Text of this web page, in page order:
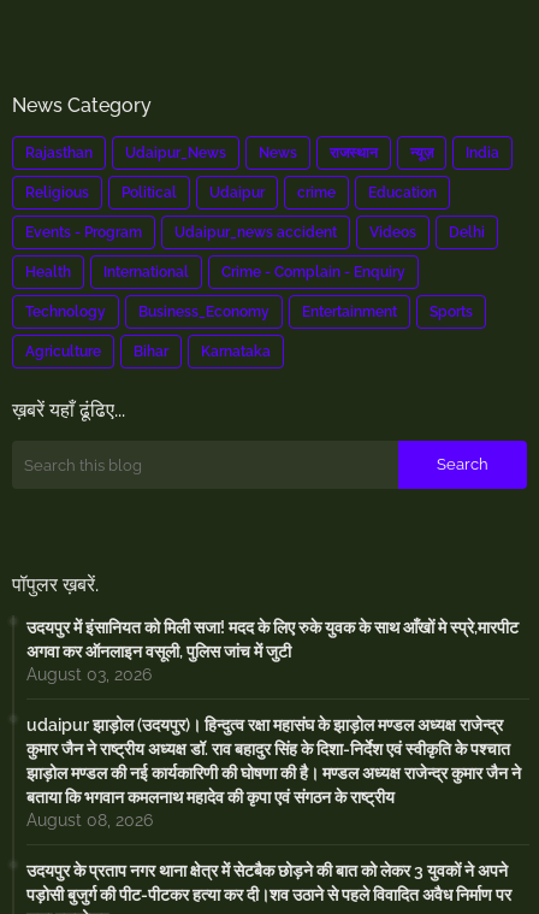
News Category
Rajasthan Udaipur_News News राजस्थान न्यूज़ India
Religious Political Udaipur crime Education
Events - Program Udaipur_news accident Videos Delhi
Health International Crime - Complain - Enquiry
Technology Business_Economy Entertainment Sports
Agriculture Bihar Karnataka
ख़बरें यहाँ ढूंढिए...
पॉपुलर ख़बरें.
उदयपुर में इंसानियत को मिली सजा! मदद के लिए रुके युवक के साथ आँखों मे स्प्रे,मारपीट
अगवा कर ऑनलाइन वसूली, पुलिस जांच में जुटी
August 03, 2026
udaipur झाड़ोल (उदयपुर)। हिन्दुत्व रक्षा महासंघ के झाड़ोल मण्डल अध्यक्ष राजेन्द्र
कुमार जैन ने राष्ट्रीय अध्यक्ष डॉ. राव बहादुर सिंह के दिशा-निर्देश एवं स्वीकृति के पश्चात
झाड़ोल मण्डल की नई कार्यकारिणी की घोषणा की है। मण्डल अध्यक्ष राजेन्द्र कुमार जैन ने
बताया कि भगवान कमलनाथ महादेव की कृपा एवं संगठन के राष्ट्रीय
August 08, 2026
उदयपुर के प्रताप नगर थाना क्षेत्र में सेटबैक छोड़ने की बात को लेकर 3 युवकों ने अपने
पड़ोसी बुजुर्ग की पीट-पीटकर हत्या कर दी।शव उठाने से पहले विवादित अवैध निर्माण पर